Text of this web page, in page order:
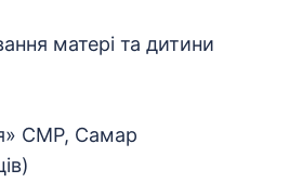
матері та дитини
СМР, Самар